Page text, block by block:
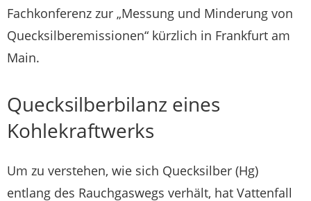
Fachkonferenz zur „Messung und Minderung von
Quecksilberemissionen“ kürzlich in Frankfurt am
Main.
Quecksilberbilanz eines
Kohlekraftwerks
Um zu verstehen, wie sich Quecksilber (Hg)
entlang des Rauchgaswegs verhält, hat Vattenfall